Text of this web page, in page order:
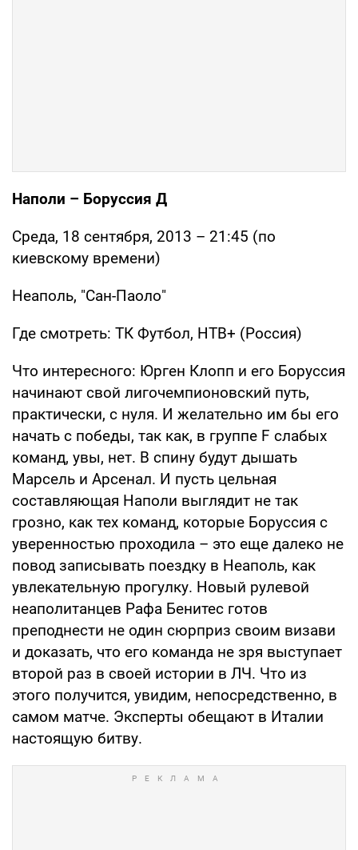
Наполи – Боруссия Д
Среда, 18 сентября, 2013 – 21:45 (по
киевскому времени)
Неаполь, "Сан-Паоло"
Где смотреть: ТК Футбол, НТВ+ (Россия)
Что интересного: Юрген Клопп и его Боруссия
начинают свой лигочемпионовский путь,
практически, с нуля. И желательно им бы его
начать с победы, так как, в группе F слабых
команд, увы, нет. В спину будут дышать
Марсель и Арсенал. И пусть цельная
составляющая Наполи выглядит не так
грозно, как тех команд, которые Боруссия с
уверенностью проходила – это еще далеко не
повод записывать поездку в Неаполь, как
увлекательную прогулку. Новый рулевой
неаполитанцев Рафа Бенитес готов
преподнести не один сюрприз своим визави
и доказать, что его команда не зря выступает
второй раз в своей истории в ЛЧ. Что из
этого получится, увидим, непосредственно, в
самом матче. Эксперты обещают в Италии
настоящую битву.